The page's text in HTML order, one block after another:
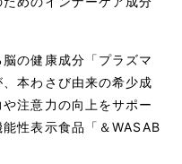
の健康成分「プラズマ
本わさび由来の希少成
注意力の向上をサポー
性表示食品「＆WASAB